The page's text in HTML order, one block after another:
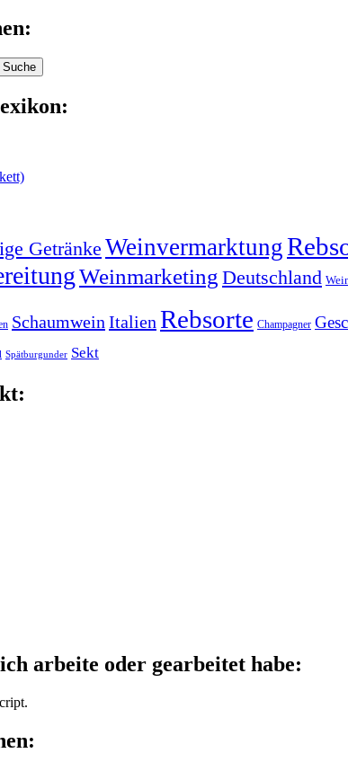
Suche
Getränke Weinvermarktung
Weinmarketing Deutschland
Schaumwein Italien Rebsorte Champagner
Spätburgunder Sekt
arbeite oder gearbeitet habe: